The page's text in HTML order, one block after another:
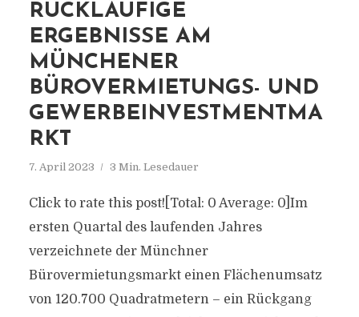
RÜCKLÄUFIGE
ERGEBNISSE AM
MÜNCHENER
BÜROVERMIETUNGS- UND
GEWERBEINVESTMENTMA
RKT
7. April 2023 3 Min. Lesedauer
Click to rate this post![Total: 0 Average: 0]Im
ersten Quartal des laufenden Jahres
verzeichnete der Münchner
Bürovermietungsmarkt einen Flächenumsatz
von 120.700 Quadratmetern – ein Rückgang